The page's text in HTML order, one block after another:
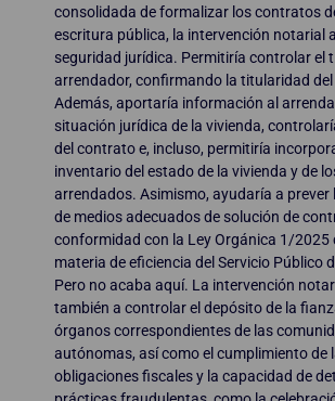
consolidada de formalizar los contratos
escritura pública, la intervención notarial
seguridad jurídica. Permitiría controlar el
arrendador, confirmando la titularidad del
Además, aportaría información al
situación jurídica de la vivienda,
del contrato e, incluso, permitiría
inventario del estado de la vivienda y de
arrendados. Asimismo, ayudaría a prever
de medios adecuados de solución de
conformidad con la Ley Orgánica 1/2025
materia de eficiencia del Servicio Público
Pero no acaba aquí. La intervención
también a controlar el depósito de la
órganos correspondientes de las
autónomas, así como el cumplimiento de
obligaciones fiscales y la capacidad de